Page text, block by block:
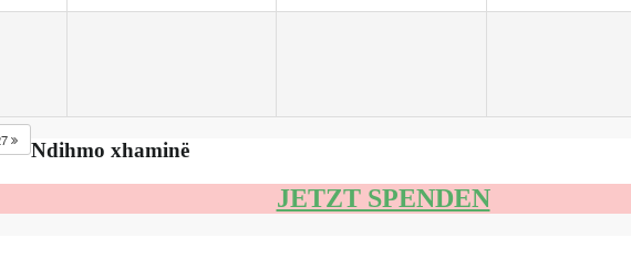
Ndihmo xhaminë
JETZT SPENDEN